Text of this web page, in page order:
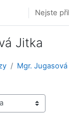
Nejste
Jitka
Mgr.